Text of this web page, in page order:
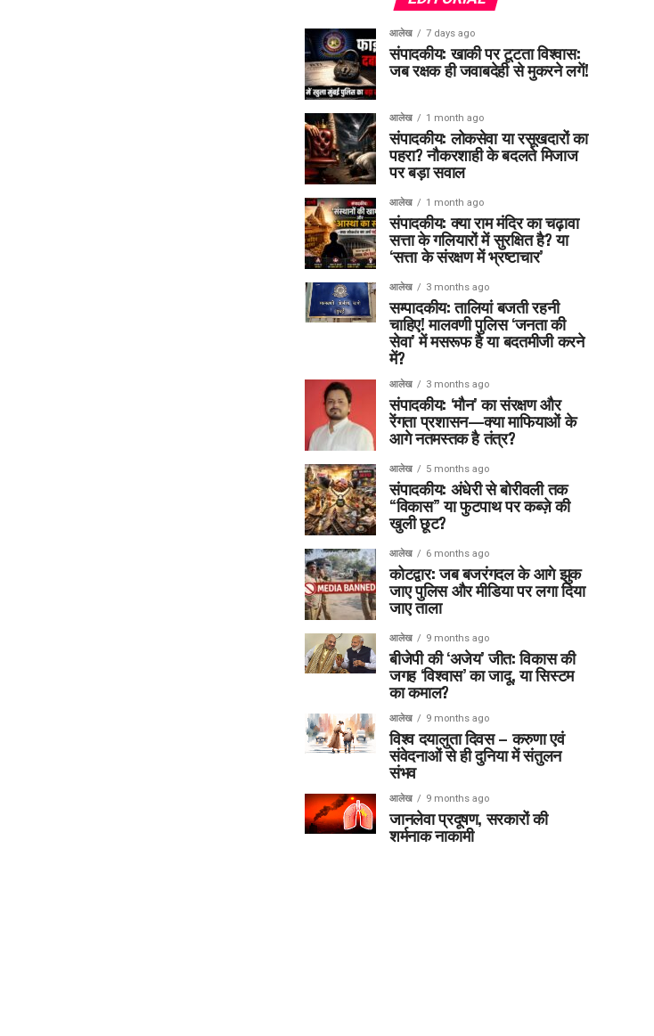
आलेख 7 days ago
संपादकीय: खाकी पर टूटता विश्वास:
जब रक्षक ही जवाबदेही से मुकरने लगें!
आलेख 1 month ago
संपादकीय: लोकसेवा या रसूखदारों का
पहरा? नौकरशाही के बदलते मिजाज
पर बड़ा सवाल
आलेख 1 month ago
संपादकीय: क्या राम मंदिर का चढ़ावा
सत्ता के गलियारों में सुरक्षित है? या
‘सत्ता के संरक्षण में भ्रष्टाचार’
आलेख 3 months ago
सम्पादकीय: तालियां बजती रहनी
चाहिए! मालवणी पुलिस ‘जनता की
सेवा’ में मसरूफ है या बदतमीजी करने
में?
आलेख 3 months ago
संपादकीय: ‘मौन’ का संरक्षण और
रेंगता प्रशासन—क्या माफियाओं के
आगे नतमस्तक है तंत्र?
आलेख 5 months ago
संपादकीय: अंधेरी से बोरीवली तक
“विकास” या फुटपाथ पर कब्ज़े की
खुली छूट?
आलेख 6 months ago
कोटद्वार: जब बजरंगदल के आगे झुक
जाए पुलिस और मीडिया पर लगा दिया
जाए ताला
आलेख 9 months ago
बीजेपी की ‘अजेय’ जीत: विकास की
जगह ‘विश्वास’ का जादू, या सिस्टम
का कमाल?
आलेख 9 months ago
विश्व दयालुता दिवस – करुणा एवं
संवेदनाओं से ही दुनिया में संतुलन
संभव
आलेख 9 months ago
जानलेवा प्रदूषण, सरकारों की
शर्मनाक नाकामी